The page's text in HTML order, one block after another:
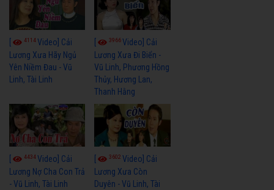
4114Video] Cải
Lương Xưa Hãy Ngủ
Yên Niềm Đau - Vũ
Linh, Tài Linh
3966Video] Cải
Lương Xưa Đi Biển -
Vũ Linh, Phương Hồng
Thủy, Hương Lan,
Thanh Hằng
4434Video] Cải
Lương Nợ Cha Con Trả
- Vũ Linh, Tài Linh
3602Video] Cải
Lương Xưa Còn
Duyên - Vũ Linh, Tài